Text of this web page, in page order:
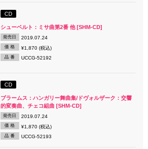
CD
シューベルト：ミサ曲第2番 他 [SHM-CD]
発売日 2019.07.24
価 格 ¥1,870 (税込)
品 番 UCCG-52192
CD
ブラームス：ハンガリー舞曲集/ドヴォルザーク：交響
的変奏曲、チェコ組曲 [SHM-CD]
発売日 2019.07.24
価 格 ¥1,870 (税込)
品 番 UCCG-52193